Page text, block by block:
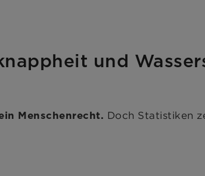
und
Menschenrecht. Doch Statistiken